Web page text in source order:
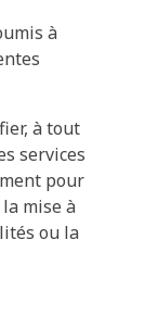
à
à tout
services
pour
mise à
ou la